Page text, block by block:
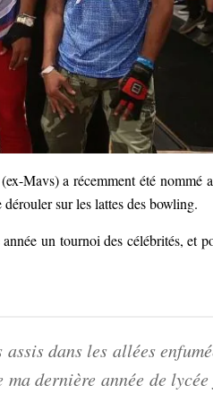
Mavs) a récemment été nommé
sur les lattes des bowling.
un tournoi des célébrités, et
dans les allées
dernière année de